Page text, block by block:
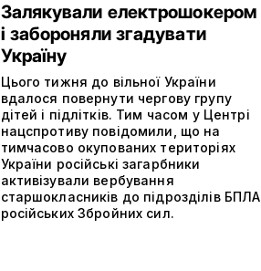
Залякували електрошокером
і забороняли згадувати
Україну
Цього тижня до вільної України
вдалося повернути чергову групу
дітей і підлітків. Тим часом у Центрі
нацспротиву повідомили, що на
тимчасово окупованих територіях
України російські загарбники
активізували вербування
старшокласників до підрозділів БПЛА
російських Збройних сил.